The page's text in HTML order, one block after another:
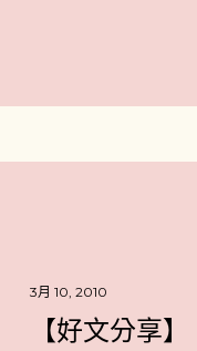
3月 10, 2010
【好文分享